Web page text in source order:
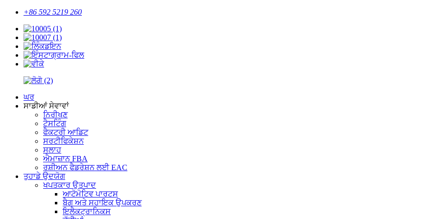
+86 592 5219 260
ਘਰ
ਸਾਡੀਆਂ ਸੇਵਾਵਾਂ
ਨਿਰੀਖਣ
ਟੈਸਟਿੰਗ
ਫੈਕਟਰੀ ਆਡਿਟ
ਸਰਟੀਫਿਕੇਸ਼ਨ
ਸਲਾਹ
ਐਮਾਜ਼ਾਨ FBA
ਰਸ਼ੀਅਨ ਫੈਡਰੇਸ਼ਨ ਲਈ EAC
ਤੁਹਾਡੇ ਉਦਯੋਗ
ਖਪਤਕਾਰ ਉਤਪਾਦ
ਆਟੋਮੋਟਿਵ ਪਾਰਟਸ
ਬੈਗ ਅਤੇ ਸਹਾਇਕ ਉਪਕਰਣ
ਇਲੈਕਟ੍ਰਾਨਿਕਸ